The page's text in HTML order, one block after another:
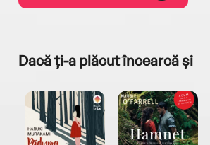
Dacă ți-a plăcut încearcă și